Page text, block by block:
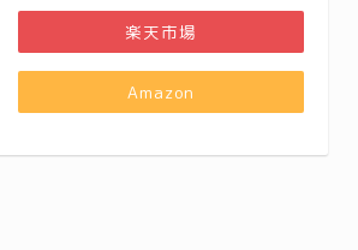
楽天市場
Amazon